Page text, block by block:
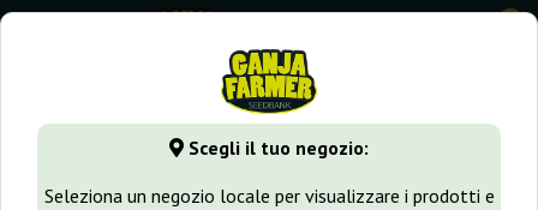
Scegli il tuo negozio:
Seleziona un negozio locale per visualizzare i prodotti e
0
GanjaFarmer.it Varietà di Cannabis Haze Auto Haze